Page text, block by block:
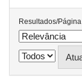
Resultados/Página